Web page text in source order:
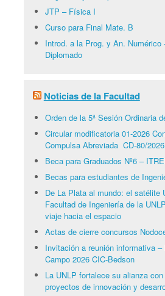
JTP – Física I
Curso para Final Mate. B
Introd. a la Prog. y An. Numérico
Diplomado
Noticias de la Facultad
Orden de la 5ª Sesión Ordinaria
Circular modificatoria 01-2026
Compulsa Abreviada CD-80/2026
Beca para Graduados Nº6 –
Becas para estudiantes de
De La Plata al mundo: el satélite
Facultad de Ingeniería de la
viaje hacia el espacio
Actas de cierre concursos
Invitación a reunión informativa
Campo 2026 CIC-Bedson
La UNLP fortalece su alianza
proyectos de innovación y